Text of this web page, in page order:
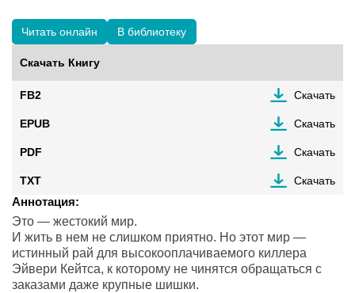
Читать онлайн В библиотеку
Скачать Книгу
FB2 Скачать
EPUB Скачать
PDF Скачать
TXT Скачать
Аннотация:
Это — жестокий мир.
И жить в нем не слишком приятно. Но этот мир —
истинный рай для высокооплачиваемого киллера
Эйвери Кейтса, к которому не чинятся обращаться с
заказами даже крупные шишки.